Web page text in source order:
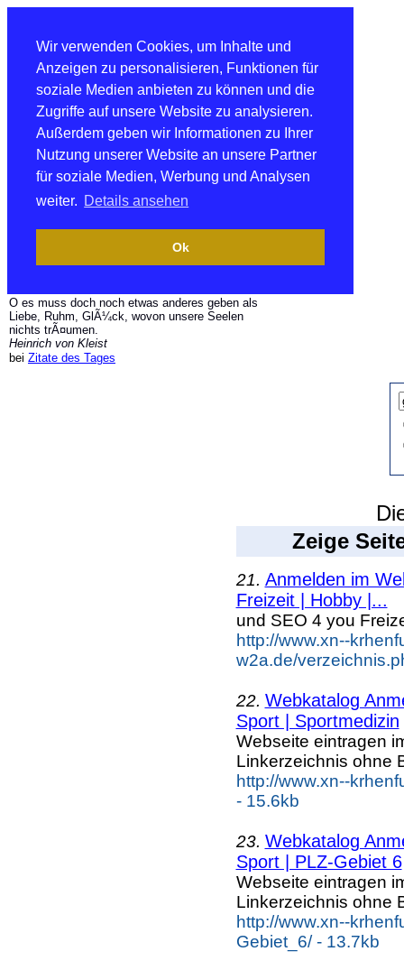
Wir verwenden Cookies, um Inhalte und
Anzeigen zu personalisieren, Funktionen für
soziale Medien anbieten zu können und die
Zugriffe auf unsere Website zu analysieren.
Außerdem geben wir Informationen zu Ihrer
Nutzung unserer Website an unsere Partner
für soziale Medien, Werbung und Analysen
weiter. Details ansehen
Ok
O es muss doch noch etwas anderes geben als
Liebe, Ruhm, GlÃ¼ck, wovon unsere Seelen
nichts trÃ¤umen.
Heinrich von Kleist
bei Zitate des Tages
Zeige
21. Anmelden im
Freizeit | Hobby |...
und SEO 4 you
http://www.xn--
w2a.de/
22. Webkatalog
Sport | Sportmedizin
Webseite eintragen
Linkerzeichnis ohne
http://www.xn--
- 15.6kb
23. Webkatalog
Sport | PLZ-Gebiet 6
Webseite eintragen
Linkerzeichnis ohne
http://www.xn--
Gebiet_6/ - 13.7kb